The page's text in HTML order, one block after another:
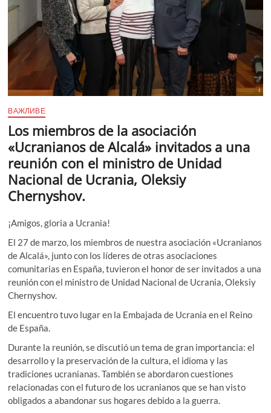
ВАЖЛИВЕ
Los miembros de la asociación
«Ucranianos de Alcalá» invitados a una
reunión con el ministro de Unidad
Nacional de Ucrania, Oleksiy
Chernyshov.
¡Amigos, gloria a Ucrania!
El 27 de marzo, los miembros de nuestra asociación «Ucranianos
de Alcalá», junto con los líderes de otras asociaciones
comunitarias en España, tuvieron el honor de ser invitados a una
reunión con el ministro de Unidad Nacional de Ucrania, Oleksiy
Chernyshov.
El encuentro tuvo lugar en la Embajada de Ucrania en el Reino
de España.
Durante la reunión, se discutió un tema de gran importancia: el
desarrollo y la preservación de la cultura, el idioma y las
tradiciones ucranianas. También se abordaron cuestiones
relacionadas con el futuro de los ucranianos que se han visto
obligados a abandonar sus hogares debido a la guerra.